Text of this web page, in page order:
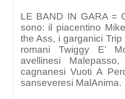
LE BAND IN GARA =
sono: il piacentino
the Ass, i garganici
romani Twiggy E’
avellinesi
cagnanesi Vuoti A
sanseveresi MalAnima.